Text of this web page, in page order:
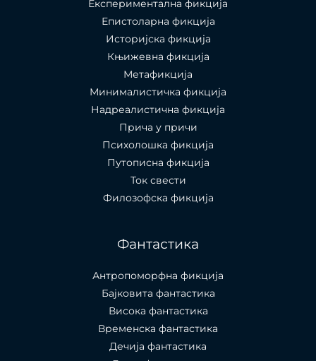
Експериментална фикција
Епистоларна фикција
Историјска фикција
Књижевна фикција
Метафикција
Минималистичка фикција
Надреалистична фикција
Прича у причи
Психолошкa фикција
Путописна фикција
Ток свести
Филозофска фикција
Фантастика
Антропоморфна фикција
Бајковита фантастика
Висока фантастика
Временска фантастика
Дечија фантастика